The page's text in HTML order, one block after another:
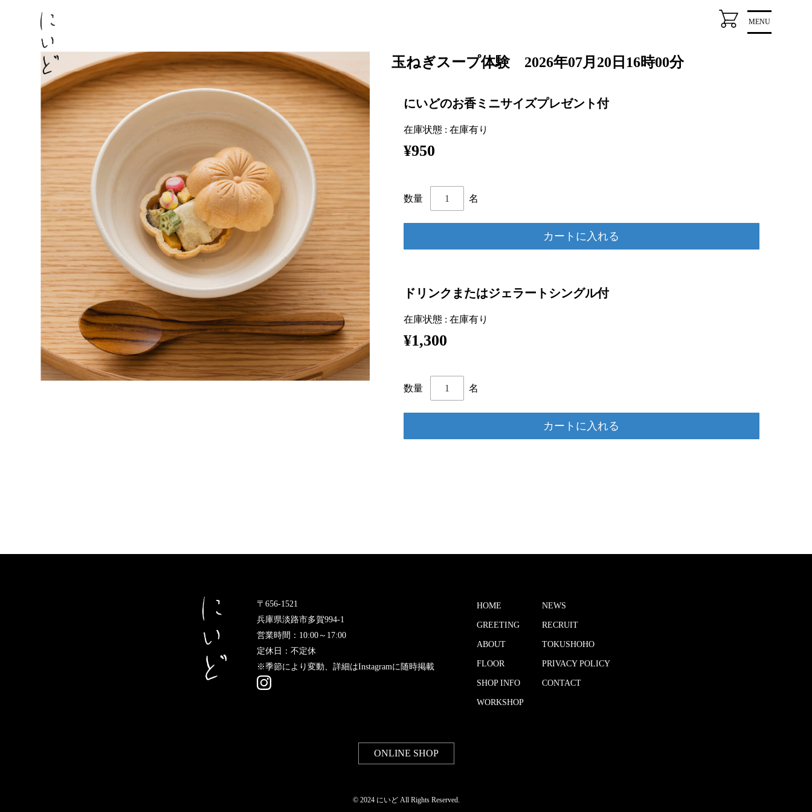
MENU
玉ねぎスープ体験 2026年07月20日16時00分
にいどのお香ミニサイズプレゼント付
在庫状態 : 在庫有り
¥950
数量 名
ドリンクまたはジェラートシングル付
在庫状態 : 在庫有り
¥1,300
数量 名
HOME
GREETING
ABOUT
FLOOR
SHOP INFO
WORKSHOP
NEWS
RECRUIT
TOKUSHOHO
PRIVACY POLICY
CONTACT
〒656-1521
兵庫県淡路市多賀994-1
営業時間：10:00～17:00
定休日：不定休
※季節により変動、詳細はInstagramに随時掲載
ONLINE SHOP
© 2024 にいど All Rights Reserved.